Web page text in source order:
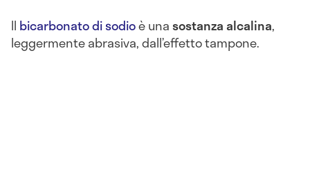
Il bicarbonato di sodioè unasostanza alcalina,
leggermente abrasiva, dall’effetto tampone.